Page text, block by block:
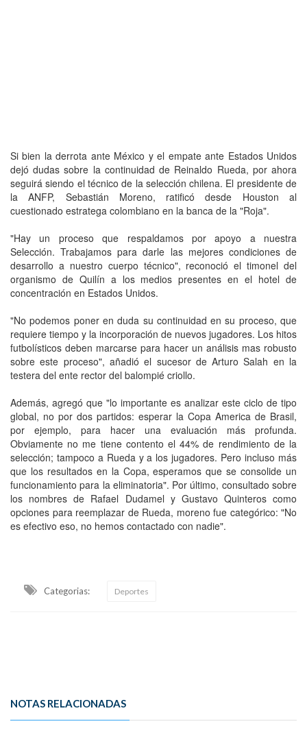
Si bien la derrota ante México y el empate ante Estados Unidos
dejó dudas sobre la continuidad de Reinaldo Rueda, por ahora
seguirá siendo el técnico de la selección chilena. El presidente de
la ANFP, Sebastián Moreno, ratificó desde Houston al
cuestionado estratega colombiano en la banca de la "Roja".
"Hay un proceso que respaldamos por apoyo a nuestra
Selección. Trabajamos para darle las mejores condiciones de
desarrollo a nuestro cuerpo técnico", reconoció el timonel del
organismo de Quilín a los medios presentes en el hotel de
concentración en Estados Unidos.
"No podemos poner en duda su continuidad en su proceso, que
requiere tiempo y la incorporación de nuevos jugadores. Los hitos
futbolísticos deben marcarse para hacer un análisis mas robusto
sobre este proceso", añadió el sucesor de Arturo Salah en la
testera del ente rector del balompié criollo.
Además, agregó que "lo importante es analizar este ciclo de tipo
global, no por dos partidos: esperar la Copa America de Brasil,
por ejemplo, para hacer una evaluación más profunda.
Obviamente no me tiene contento el 44% de rendimiento de la
selección; tampoco a Rueda y a los jugadores. Pero incluso más
que los resultados en la Copa, esperamos que se consolide un
funcionamiento para la eliminatoria". Por último, consultado sobre
los nombres de Rafael Dudamel y Gustavo Quinteros como
opciones para reemplazar de Rueda, moreno fue categórico: "No
es efectivo eso, no hemos contactado con nadie".
Categorias: Deportes
NOTAS RELACIONADAS